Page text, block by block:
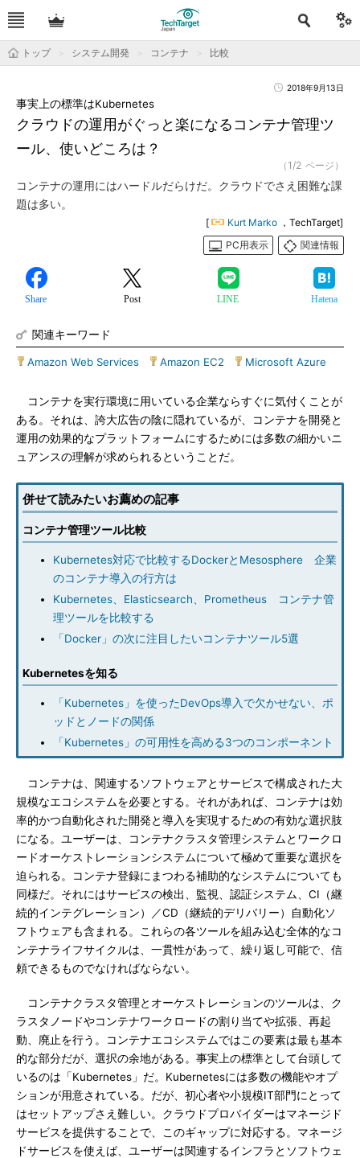
トップ システム開発 コンテナ 比較
2018年9月13日
クラウドの運用がぐっと楽になるコンテナ管理ツ
ール、使いどころは？
事実上の標準はKubernetes
（1/2 ページ）
コンテナの運用にはハードルだらけだ。クラウドでさえ困難な課
題は多い。
[ Kurt Marko ，TechTarget]
PC用表示
関連情報
Share Post LINE Hatena
関連キーワード
Amazon Web Services Amazon EC2 Microsoft Azure
コンテナを実行環境に用いている企業ならすぐに気付くことが
ある。それは、誇大広告の陰に隠れているが、コンテナを開発と
運用の効果的なプラットフォームにするためには多数の細かいニ
ュアンスの理解が求められるということだ。
併せて読みたいお薦めの記事
コンテナ管理ツール比較
Kubernetes対応で比較するDockerとMesosphere 企業
のコンテナ導入の行方は
Kubernetes、Elasticsearch、Prometheus コンテナ管
理ツールを比較する
「Docker」の次に注目したいコンテナツール5選
Kubernetesを知る
「Kubernetes」を使ったDevOps導入で欠かせない、ポ
ッドとノードの関係
「Kubernetes」の可用性を高める3つのコンポーネント
コンテナは、関連するソフトウェアとサービスで構成された大
規模なエコシステムを必要とする。それがあれば、コンテナは効
率的かつ自動化された開発と導入を実現するための有効な選択肢
になる。ユーザーは、コンテナクラスタ管理システムとワークロ
ードオーケストレーションシステムについて極めて重要な選択を
迫られる。コンテナ登録にまつわる補助的なシステムについても
同様だ。それにはサービスの検出、監視、認証システム、CI（継
続的インテグレーション）／CD（継続的デリバリー）自動化ソ
フトウェアも含まれる。これらの各ツールを組み込む全体的なコ
ンテナライフサイクルは、一貫性があって、繰り返し可能で、信
頼できるものでなければならない。
コンテナクラスタ管理とオーケストレーションのツールは、ク
ラスタノードやコンテナワークロードの割り当てや拡張、再起
動、廃止を行う。コンテナエコシステムではこの要素は最も基本
的な部分だが、選択の余地がある。事実上の標準として台頭して
いるのは「Kubernetes」だ。Kubernetesには多数の機能やオプ
ションが用意されている。だが、初心者や小規模IT部門にとって
はセットアップさえ難しい。クラウドプロバイダーはマネージド
サービスを提供することで、このギャップに対応する。マネージ
ドサービスを使えば、ユーザーは関連するインフラとソフトウェ